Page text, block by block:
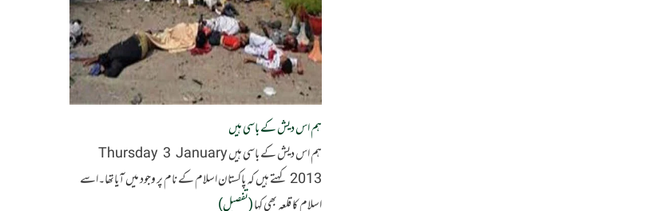
ہم اس دیش کے باسی ہیں
ہم اس دیش کے باسی ہیں Thursday 3 January
2013 کہتے ہیں کہ پاکستان اسلام کے نام پر وجود میں آیاتھا۔اسے
اسلام کا قلعہ بھی کہا(تفصیل)